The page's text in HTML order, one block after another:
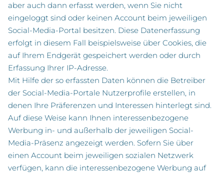
aber auch dann erfasst werden, wenn Sie nicht
eingeloggt sind oder keinen Account beim jeweiligen
Social-Media-Portal besitzen. Diese Datenerfassung
erfolgt in diesem Fall beispielsweise über Cookies, die
auf Ihrem Endgerät gespeichert werden oder durch
Erfassung Ihrer IP-Adresse.
Mit Hilfe der so erfassten Daten können die Betreiber
der Social-Media-Portale Nutzerprofile erstellen, in
denen Ihre Präferenzen und Interessen hinterlegt sind.
Auf diese Weise kann Ihnen interessenbezogene
Werbung in- und außerhalb der jeweiligen Social-
Media-Präsenz angezeigt werden. Sofern Sie über
einen Account beim jeweiligen sozialen Netzwerk
verfügen, kann die interessenbezogene Werbung auf